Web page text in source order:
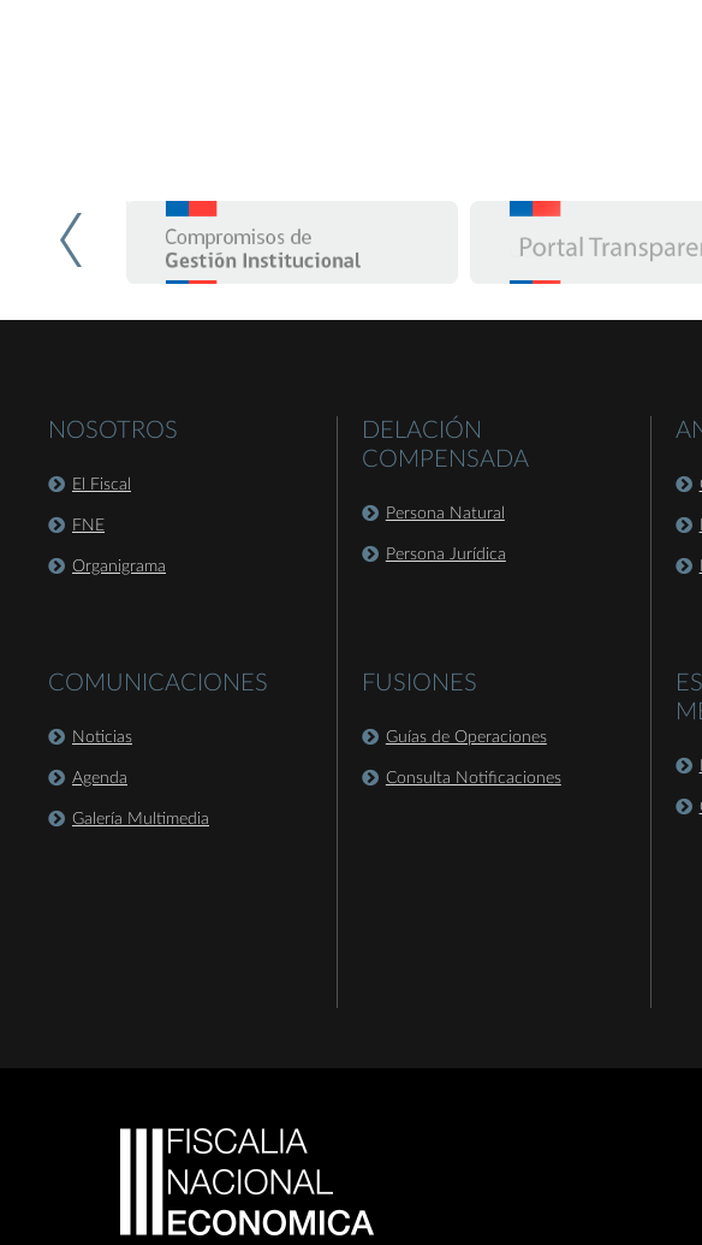
NOSOTROS
El Fiscal
FNE
Organigrama
COMUNICACIONES
Noticias
Agenda
Galería Multimedia
DELACIÓN
COMPENSADA
Persona Natural
Persona Jurídica
FUSIONES
Guías de Operaciones
Consulta Notificaciones